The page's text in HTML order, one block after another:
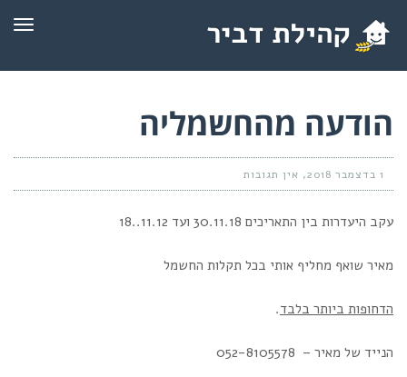
הודעה מהחשמליה
1 בדצמבר 2018 אין תגובות
עקב היעדרות בין התאריכים 30.11.18 ועד 11.12..18
מאיר שואף מחליף אותי בכל תקלות החשמל
הדחופות ביותר בלבד.
הנייד של מאיר – 052-8105578